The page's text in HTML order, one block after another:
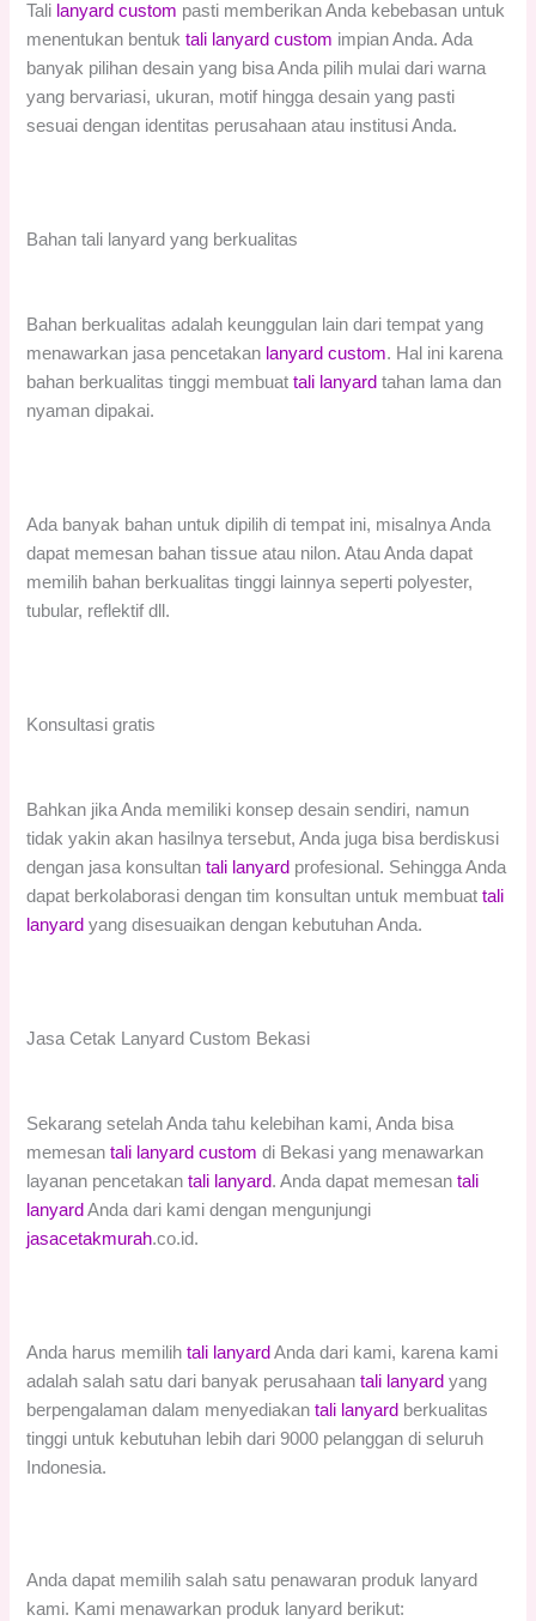
Tali lanyard custom pasti memberikan Anda kebebasan untuk
menentukan bentuktali lanyard custom impian Anda. Ada
banyak pilihan desain yang bisa Anda pilih mulai dari warna
yang bervariasi, ukuran, motif hingga desain yang pasti
sesuai dengan identitas perusahaan atau institusi Anda.
Bahan tali lanyard yang berkualitas
Bahan berkualitas adalah keunggulan lain dari tempat yang
menawarkan jasa pencetakan lanyard custom. Hal ini karena
bahan berkualitas tinggi membuattali lanyard tahan lama dan
nyaman dipakai.
Ada banyak bahan untuk dipilih di tempat ini, misalnya Anda
dapat memesan bahan tissue atau nilon. Atau Anda dapat
memilih bahan berkualitas tinggi lainnya seperti polyester,
tubular, reflektif dll.
Konsultasi gratis
Bahkan jika Anda memiliki konsep desain sendiri, namun
tidak yakin akan hasilnya tersebut, Anda juga bisa berdiskusi
dengan jasa konsultantali lanyard profesional. Sehingga Anda
dapat berkolaborasi dengan tim konsultan untuk membuattali
lanyard yang disesuaikan dengan kebutuhan Anda.
Jasa Cetak Lanyard Custom Bekasi
Sekarang setelah Anda tahu kelebihan kami, Anda bisa
memesantali lanyard custom di Bekasi yang menawarkan
layanan pencetakantali lanyard. Anda dapat memesantali
lanyard Anda dari kami dengan mengunjungi
jasacetakmurah.co.id.
Anda harus memilihtali lanyard Anda dari kami, karena kami
adalah salah satu dari banyak perusahaantali lanyard yang
berpengalaman dalam menyediakantali lanyard berkualitas
tinggi untuk kebutuhan lebih dari 9000 pelanggan di seluruh
Indonesia.
Anda dapat memilih salah satu penawaran produk lanyard
kami. Kami menawarkan produk lanyard berikut: